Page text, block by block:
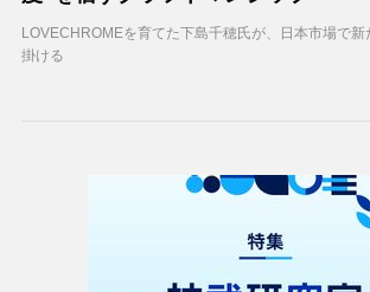
LOVECHROMEを育てた下島千穂氏が、日本市場で
掛ける